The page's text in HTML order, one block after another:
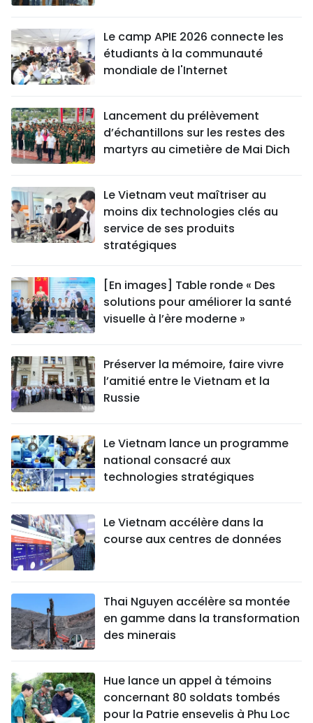
Le camp APIE 2026 connecte les
étudiants à la communauté
mondiale de l'Internet
Lancement du prélèvement
d’échantillons sur les restes des
martyrs au cimetière de Mai Dich
Le Vietnam veut maîtriser au
moins dix technologies clés au
service de ses produits
stratégiques
[En images] Table ronde « Des
solutions pour améliorer la santé
visuelle à l’ère moderne »
Préserver la mémoire, faire vivre
l’amitié entre le Vietnam et la
Russie
Le Vietnam lance un programme
national consacré aux
technologies stratégiques
Le Vietnam accélère dans la
course aux centres de données
Thai Nguyen accélère sa montée
en gamme dans la transformation
des minerais
Hue lance un appel à témoins
concernant 80 soldats tombés
pour la Patrie ensevelis à Phu Loc